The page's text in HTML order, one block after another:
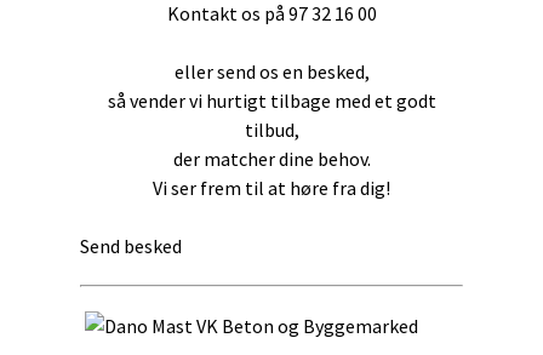
Kontakt os på 97 32 16 00
eller send os en besked,
så vender vi hurtigt tilbage med et godt
tilbud,
der matcher dine behov.
Vi ser frem til at høre fra dig!
Send besked